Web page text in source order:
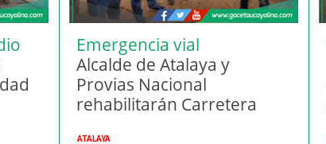
Emergencia vial
Alcalde de Atalaya y
Provias Nacional
rehabilitarán Carretera
ATALAYA